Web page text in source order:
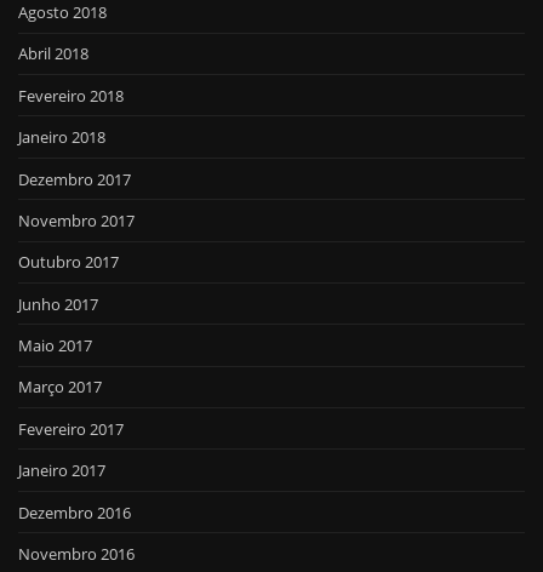
Agosto 2018
Abril 2018
Fevereiro 2018
Janeiro 2018
Dezembro 2017
Novembro 2017
Outubro 2017
Junho 2017
Maio 2017
Março 2017
Fevereiro 2017
Janeiro 2017
Dezembro 2016
Novembro 2016